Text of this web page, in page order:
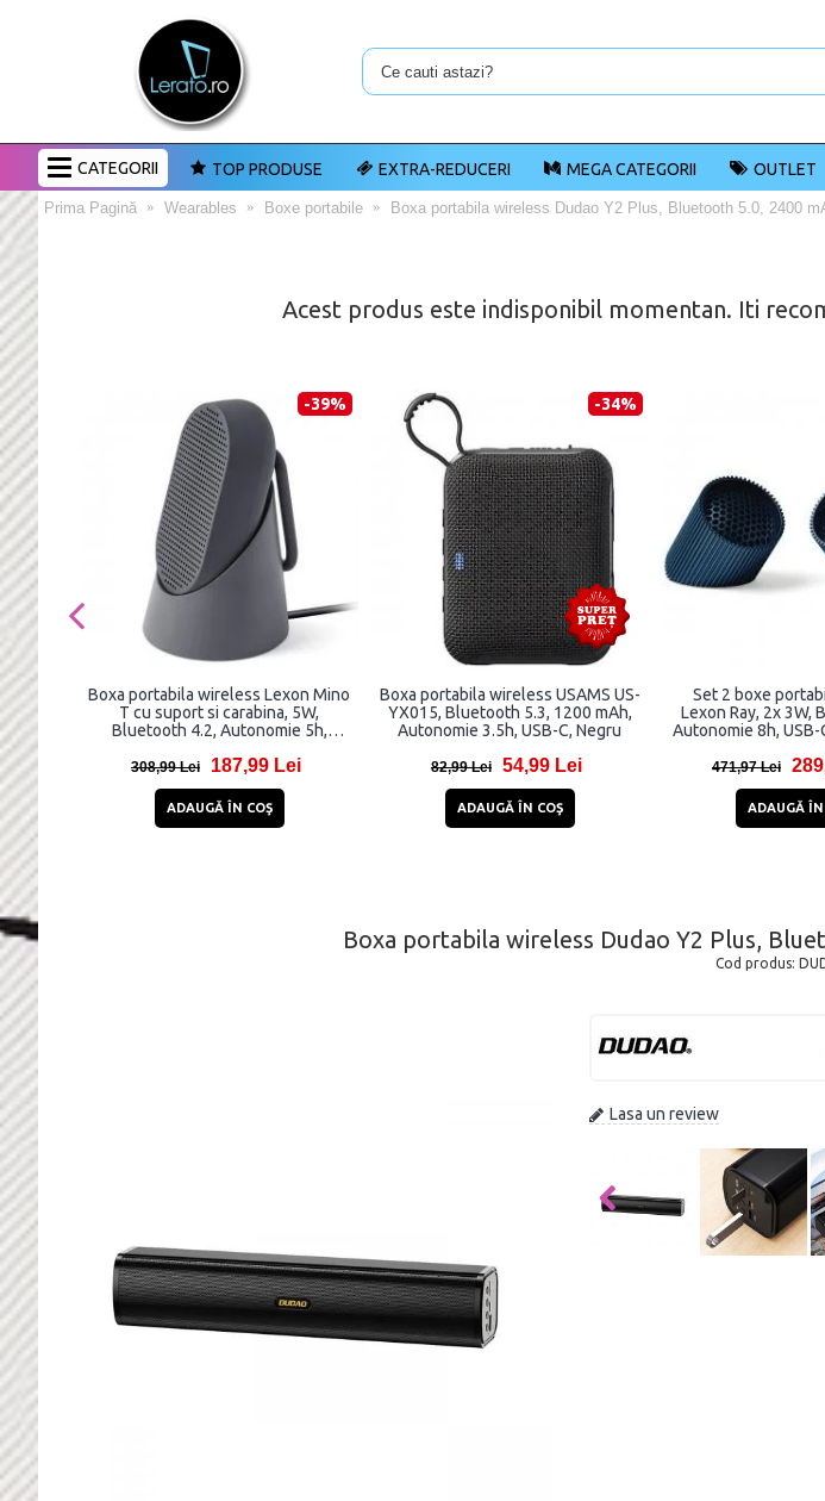
CATEGORII TOP PRODUSE EXTRA-REDUCERI MEGA CATEGORII OUTLET
Prima Pagină Wearables Boxe portabile Boxa portabila wireless Dudao Y2 Plus, Bluetooth 5.0, 2400
Acest produs este indisponibil momentan. Iti
-39%
Boxa portabila wireless Lexon Mino
T cu suport si carabina, 5W,
Bluetooth 4.2, Autonomie 5h,
308,99 Lei 187,99 Lei
ADAUGĂ ÎN COŞ
-34%
Boxa portabila wireless USAMS US-
YX015, Bluetooth 5.3, 1200 mAh,
Autonomie 3.5h, USB-C, Negru
82,99 Lei 54,99 Lei
ADAUGĂ ÎN COŞ
Set 2 boxe
Lexon Ray, 2x 3W,
Autonomie 8h, USB-
471,97 Lei
ADAUGĂ ÎN
Boxa portabila wireless Dudao Y2 Plus,
Cod produs:
Lasa un review